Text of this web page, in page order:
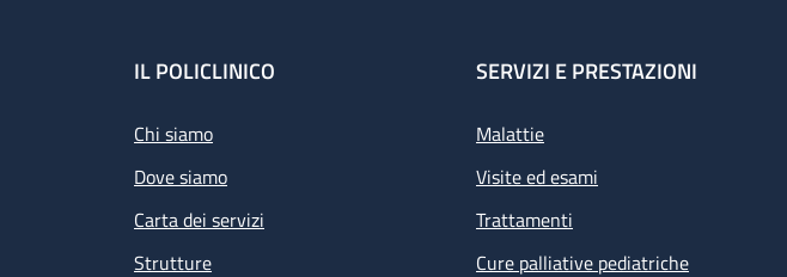
Footer
IL POLICLINICO
Chi siamo
Dove siamo
Carta dei servizi
Strutture
SERVIZI E PRESTAZIONI
Malattie
Visite ed esami
Trattamenti
Cure palliative pediatriche